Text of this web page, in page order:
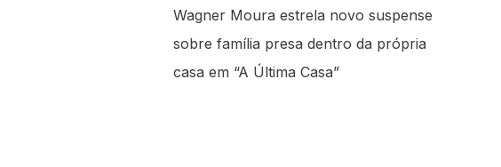
Wagner Moura estrela novo suspense
sobre família presa dentro da própria
casa em “A Última Casa”